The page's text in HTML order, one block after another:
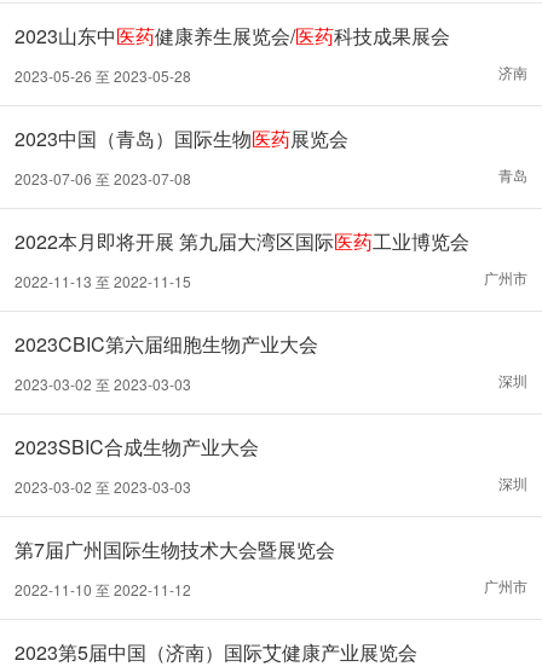
2023山东中医药健康养生展览会/医药科技成果展会
济南
2023-05-26 至 2023-05-28
2023中国（青岛）国际生物医药展览会
青岛
2023-07-06 至 2023-07-08
2022本月即将开展 第九届大湾区国际医药工业博览会
广州市
2022-11-13 至 2022-11-15
2023CBIC第六届细胞生物产业大会
深圳
2023-03-02 至 2023-03-03
2023SBIC合成生物产业大会
深圳
2023-03-02 至 2023-03-03
第7届广州国际生物技术大会暨展览会
广州市
2022-11-10 至 2022-11-12
2023第5届中国（济南）国际艾健康产业展览会